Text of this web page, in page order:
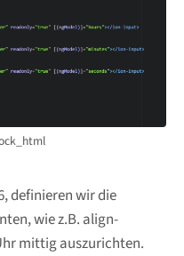
definieren wir die
wie z.B. align-
mittig auszurichten.